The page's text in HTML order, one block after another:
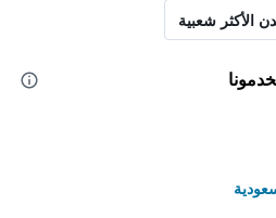
الأكثر شعبية